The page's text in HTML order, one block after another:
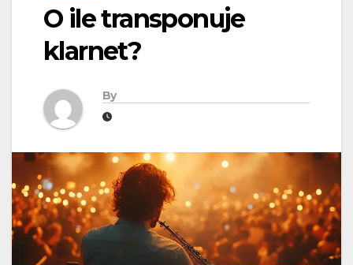
O ile transponuje
klarnet?
By